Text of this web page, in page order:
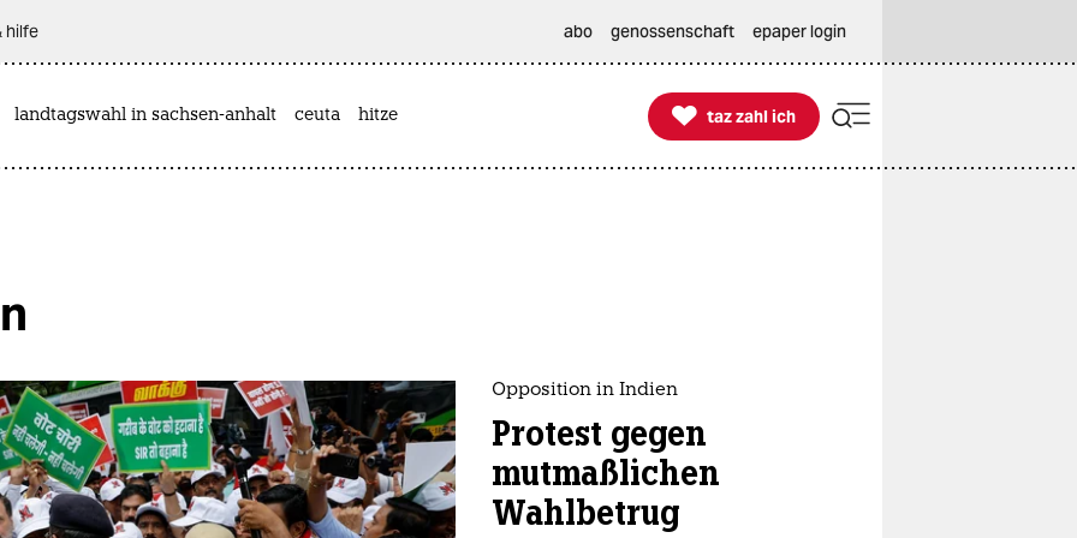
hilfe abo genossenschaft epaper login
landtagswahl in sachsen-anhalt ceuta hitze 
taz zahl ich
taz zahl ich
Opposition in Indien
Protest gegen
mutmaßlichen
Wahlbetrug